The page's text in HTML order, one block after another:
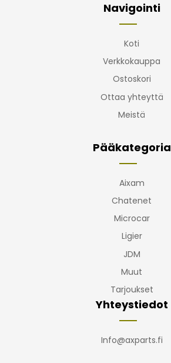
Navigointi
Koti
Verkkokauppa
Ostoskori
Ottaa yhteyttä
Meistä
Pääkategoria
Aixam
Chatenet
Microcar
Ligier
JDM
Muut
Tarjoukset
Yhteystiedot
Info@axparts.fi